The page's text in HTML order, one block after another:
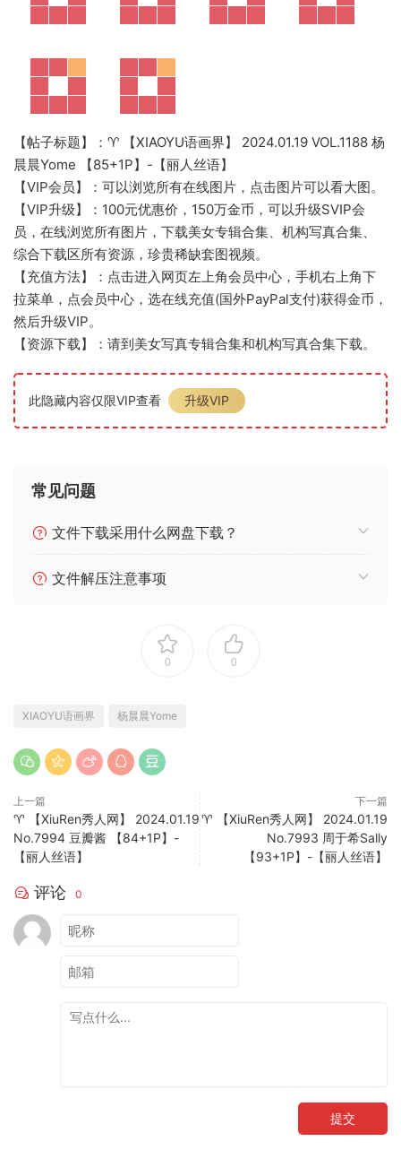
【帖子标题】：♈ 【XIAOYU语画界】 2024.01.19 VOL.1188 杨
晨晨Yome 【85+1P】-【丽人丝语】
【VIP会员】：可以浏览所有在线图片，点击图片可以看大图。
【VIP升级】：100元优惠价，150万金币，可以升级SVIP会
员，在线浏览所有图片，下载美女专辑合集、机构写真合集、
综合下载区所有资源，珍贵稀缺套图视频。
【充值方法】：点击进入网页左上角会员中心，手机右上角下
拉菜单，点会员中心，选在线充值(国外PayPal支付)获得金币，
然后升级VIP。
【资源下载】：请到美女写真专辑合集和机构写真合集下载。
此隐藏内容仅限VIP查看 升级VIP
常见问题
文件下载采用什么网盘下载？
文件解压注意事项
0 0
XIAOYU语画界 杨晨晨Yome
上一篇
♈ 【XiuRen秀人网】 2024.01.19
No.7994 豆瓣酱 【84+1P】-
【丽人丝语】
下一篇
♈ 【XiuRen秀人网】 2024.01.19
No.7993 周于希Sally
【93+1P】-【丽人丝语】
评论 0
提交